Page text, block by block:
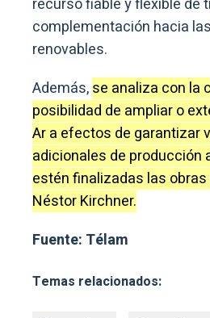
recurso fiable y flexible de
complementación hacia
renovables.
Además,se analiza con la
posibilidad de ampliar o
Ar a efectos de garantizar
adicionales de producción
estén finalizadas las
Néstor Kirchner.
Fuente: Télam
Temas relacionados: